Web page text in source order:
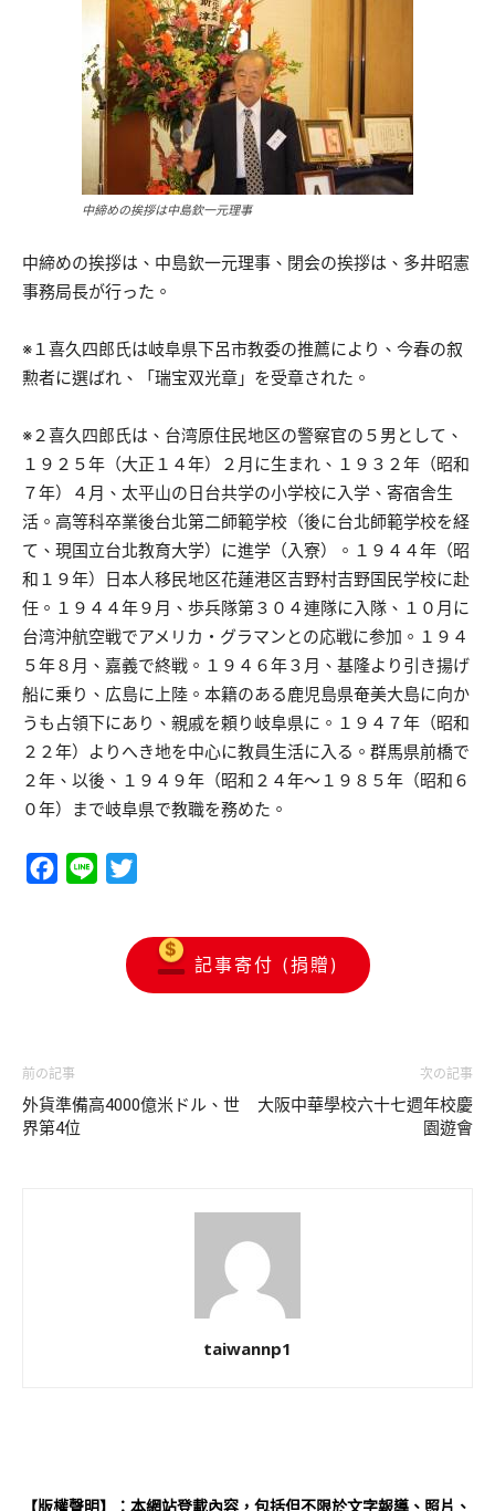
中締めの挨拶は中島欽一元理事
中締めの挨拶は、中島欽一元理事、閉会の挨拶は、多井昭憲
事務局長が行った。
※１喜久四郎氏は岐阜県下呂市教委の推薦により、今春の叙
勲者に選ばれ、「瑞宝双光章」を受章された。
※２喜久四郎氏は、台湾原住民地区の警察官の５男として、
１９２５年（大正１４年）２月に生まれ、１９３２年（昭和
７年）４月、太平山の日台共学の小学校に入学、寄宿舎生
活。高等科卒業後台北第二師範学校（後に台北師範学校を経
て、現国立台北教育大学）に進学（入寮）。１９４４年（昭
和１９年）日本人移民地区花蓮港区吉野村吉野国民学校に赴
任。１９４４年９月、歩兵隊第３０４連隊に入隊、１０月に
台湾沖航空戦でアメリカ・グラマンとの応戦に参加。１９４
５年８月、嘉義で終戦。１９４６年３月、基隆より引き揚げ
船に乗り、広島に上陸。本籍のある鹿児島県奄美大島に向か
うも占領下にあり、親戚を頼り岐阜県に。１９４７年（昭和
２２年）よりへき地を中心に教員生活に入る。群馬県前橋で
２年、以後、１９４９年（昭和２４年～１９８５年（昭和６
０年）まで岐阜県で教職を務めた。
Facebook
Line
記事寄付 (捐贈)
前の記事
外貨準備高4000億米ドル、世
界第4位
次の記事
大阪中華學校六十七週年校慶
園遊會
taiwannp1
【版權聲明】：本網站登載內容，包括但不限於文字報導、照片、